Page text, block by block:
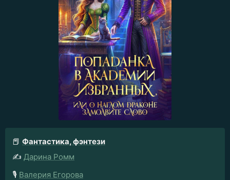
📕 Фантастика, фэнтези
✍️ Дарина Ромм
🎙️ Валерия Егорова